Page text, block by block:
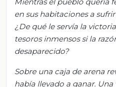
en sus habitaciones a
¿De qué le servía la
tesoros inmensos si la
desaparecido?
Sobre una caja de arena
había llevado a ganar.